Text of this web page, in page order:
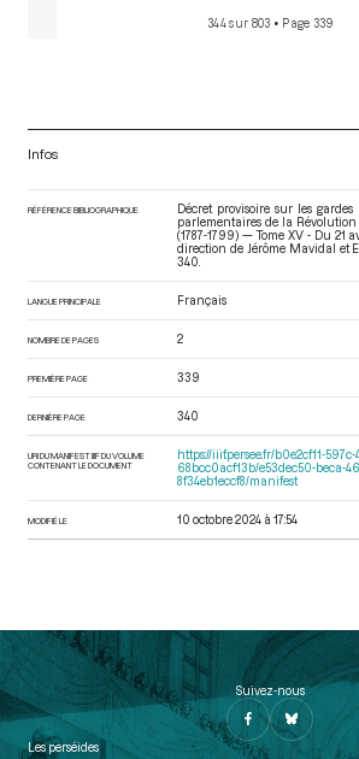
344 sur 803 • Page 339
Infos
RÉFÉRENCE BIBLIOGRAPHIQUE
Décret provisoire sur les
parlementaires de la
(1787-1799) — Tome XV - Du 21
direction de Jérôme Mavidal et
340.
LANGUE PRINCIPALE Français
NOMBRE DE PAGES 2
PREMIÈRE PAGE 339
DERNIÈRE PAGE 340
URI DU MANIFEST IIIF DU VOLUME
CONTENANT LE DOCUMENT
https://iiif.persee.fr/b0e2cf11-597c-
68bcc0acf13b/e53dec50-beca-
8f34eb1eccf8/manifest
MODIFIÉ LE 10 octobre 2024 à 17:54
Suivez-nous
Les perséides